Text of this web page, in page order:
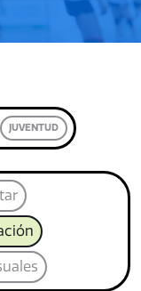
JUVENTUD